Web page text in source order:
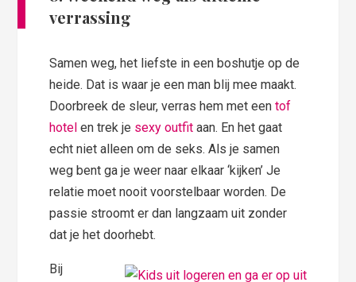
verrassing
Samen weg, het liefste in een boshutje op de
heide. Dat is waar je een man blij mee maakt.
Doorbreek de sleur, verras hem met eentof
hotel en trek je sexy outfit aan. En het gaat
echt niet alleen om de seks. Als je samen
weg bent ga je weer naar elkaar ‘kijken’ Je
relatie moet nooit voorstelbaar worden. De
passie stroomt er dan langzaam uit zonder
dat je het doorhebt.
Bij